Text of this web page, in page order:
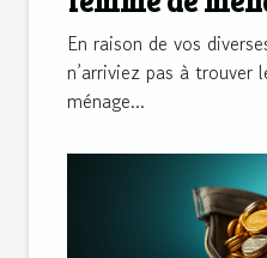
En raison de vos
n’arriviez pas à
ménage...